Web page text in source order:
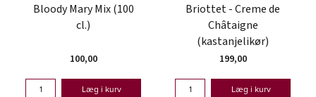
Bloody Mary Mix (100
cl.)
100,00
Læg i kurv
Briottet - Creme de
Châtaigne
(kastanjelikør)
199,00
Læg i kurv